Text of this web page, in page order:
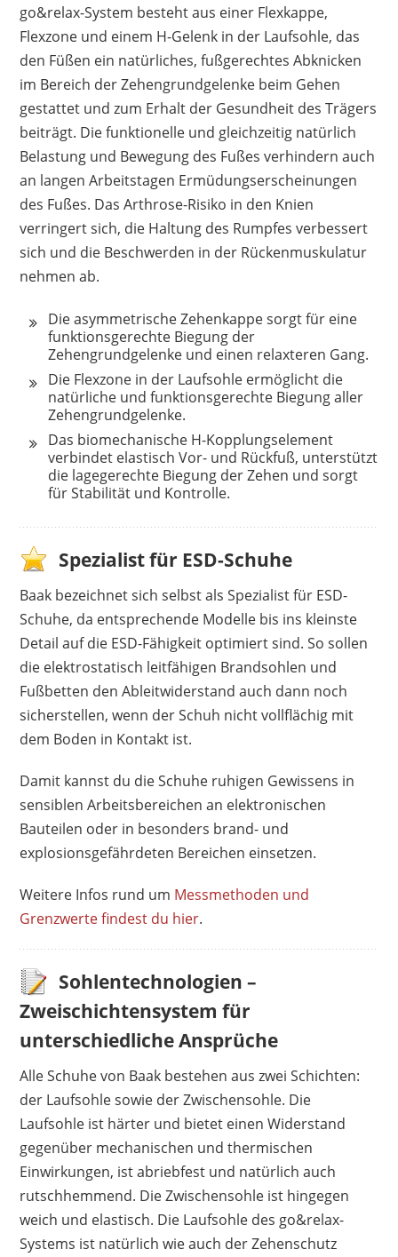
go&relax-System besteht aus einer Flexkappe,
Flexzone und einem H-Gelenk in der Laufsohle, das
den Füßen ein natürliches, fußgerechtes Abknicken
im Bereich der Zehengrundgelenke beim Gehen
gestattet und zum Erhalt der Gesundheit des Trägers
beiträgt. Die funktionelle und gleichzeitig natürlich
Belastung und Bewegung des Fußes verhindern auch
an langen Arbeitstagen Ermüdungserscheinungen
des Fußes. Das Arthrose-Risiko in den Knien
verringert sich, die Haltung des Rumpfes verbessert
sich und die Beschwerden in der Rückenmuskulatur
nehmen ab.
Die asymmetrische Zehenkappe sorgt für eine
funktionsgerechte Biegung der
Zehengrundgelenke und einen relaxteren Gang.
Die Flexzone in der Laufsohle ermöglicht die
natürliche und funktionsgerechte Biegung aller
Zehengrundgelenke.
Das biomechanische H-Kopplungselement
verbindet elastisch Vor- und Rückfuß, unterstützt
die lagegerechte Biegung der Zehen und sorgt
für Stabilität und Kontrolle.
Spezialist für ESD-Schuhe
Baak bezeichnet sich selbst als Spezialist für ESD-
Schuhe, da entsprechende Modelle bis ins kleinste
Detail auf die ESD-Fähigkeit optimiert sind. So sollen
die elektrostatisch leitfähigen Brandsohlen und
Fußbetten den Ableitwiderstand auch dann noch
sicherstellen, wenn der Schuh nicht vollflächig mit
dem Boden in Kontakt ist.
Damit kannst du die Schuhe ruhigen Gewissens in
sensiblen Arbeitsbereichen an elektronischen
Bauteilen oder in besonders brand- und
explosionsgefährdeten Bereichen einsetzen.
Weitere Infos rund um Messmethoden und
Grenzwerte findest du hier.
Sohlentechnologien –
Zweischichtensystem für
unterschiedliche Ansprüche
Alle Schuhe von Baak bestehen aus zwei Schichten:
der Laufsohle sowie der Zwischensohle. Die
Laufsohle ist härter und bietet einen Widerstand
gegenüber mechanischen und thermischen
Einwirkungen, ist abriebfest und natürlich auch
rutschhemmend. Die Zwischensohle ist hingegen
weich und elastisch. Die Laufsohle des go&relax-
Systems ist natürlich wie auch der Zehenschutz